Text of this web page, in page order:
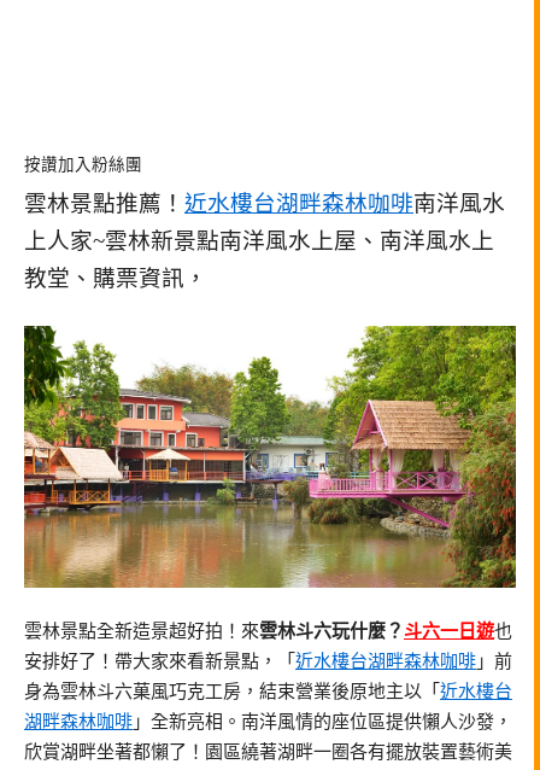
按讚加入粉絲團
雲林景點推薦！ 近水樓台湖畔森林咖啡南洋風水
上人家~雲林新景點南洋風水上屋、南洋風水上
教堂、購票資訊，
雲林景點全新造景超好拍！來雲林斗六玩什麼？斗六一日遊也
安排好了！帶大家來看新景點，「 近水樓台湖畔森林咖啡 」前
身為雲林斗六菓風巧克工房，結束營業後原地主以「 近水樓台
湖畔森林咖啡 」全新亮相。南洋風情的座位區提供懶人沙發，
欣賞湖畔坐著都懶了！園區繞著湖畔一圈各有擺放裝置藝術美